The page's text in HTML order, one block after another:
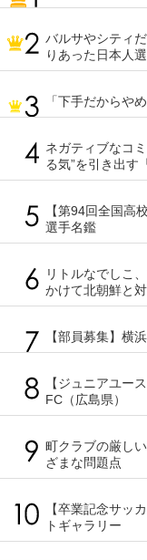
バルサやシティ
りあった日本人
「下手だからや
ネガティブなコ
る気”を引き出す
【第94回全国高
選手名鑑
リトルなでしこ
かけて北朝鮮と
【部員募集】横
【ジュニアユー
FC（広島県）
町クラブの厳し
ざまな問題点
【卒業記念サッ
トギャラリー